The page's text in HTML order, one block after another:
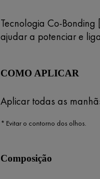
Tecnologia Co-
ajudar a potenciar e
COMO APLICAR
Aplicar todas as
* Evitar o contorno dos olhos.
Composição